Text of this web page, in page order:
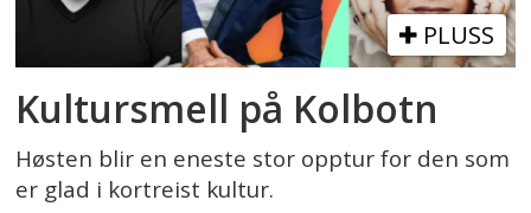
PLUSS
Kultursmell på Kolbotn
Høsten blir en eneste stor opptur for den som
er glad i kortreist kultur.